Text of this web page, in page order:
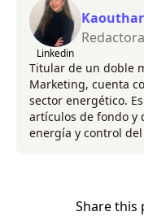
Linkedin
Titular de un doble
Marketing, cuenta
sector energético.
artículos de fondo y
energía y control
Share this